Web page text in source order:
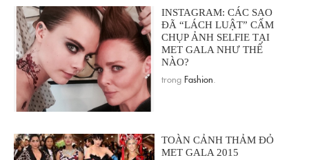
INSTAGRAM: CÁC SAO
ĐÃ “LÁCH LUẬT” CẤM
CHỤP ẢNH SELFIE TẠI
MET GALA NHƯ THẾ
NÀO?
trong Fashion
TOÀN CẢNH THẢM ĐỎ
MET GALA 2015